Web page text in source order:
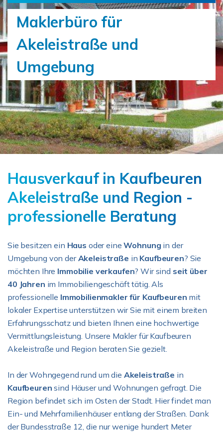
Maklerbüro für
Akeleistraße und
Umgebung
Hausverkauf in Kaufbeuren
Akeleistraße und Region -
professionelle Beratung
Sie besitzen ein Haus oder eineWohnung in der
Umgebung von derAkeleistraße in Kaufbeuren? Sie
möchten Ihre Immobilie verkaufen? Wir sind seit über
40 Jahren im Immobiliengeschäft tätig. Als
professionelle Immobilienmakler für Kaufbeuren mit
lokaler Expertise unterstützen wir Sie mit einem breiten
Erfahrungsschatz und bieten Ihnen eine hochwertige
Vermittlungsleistung. Unsere Makler für Kaufbeuren
Akeleistraße und Region beraten Sie gezielt.
In der Wohngegend rund um die Akeleistraße in
Kaufbeurensind Häuser und Wohnungen gefragt. Die
Region befindet sich im Osten der Stadt. Hier findet man
Ein- und Mehrfamilienhäuser entlang der Straßen. Dank
der Bundesstraße 12, die nur wenige hundert Meter